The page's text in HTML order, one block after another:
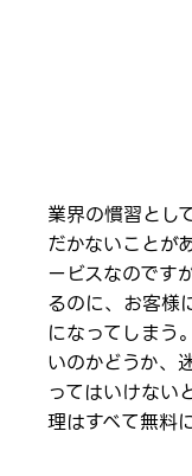
業界の慣習とし
だかないことが
ービスなのです
るのに、お客様
になってしまう
いのかどうか、
ってはいけない
理はすべて無料